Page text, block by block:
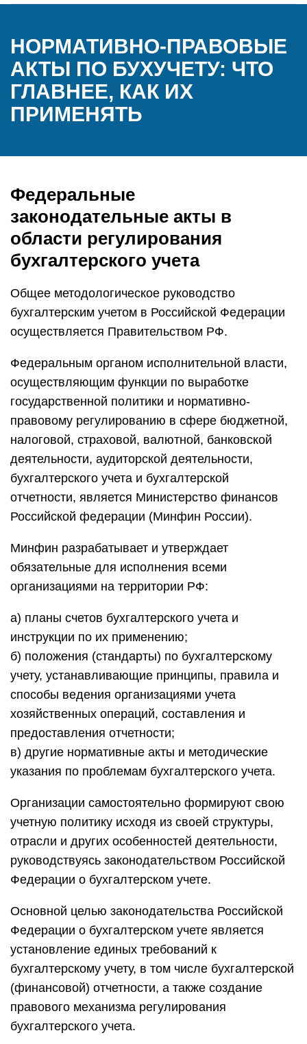
НОРМАТИВНО-ПРАВОВЫЕ
АКТЫ ПО БУХУЧЕТУ: ЧТО
ГЛАВНЕЕ, КАК ИХ
ПРИМЕНЯТЬ
Федеральные
законодательные акты в
области регулирования
бухгалтерского учета
Общее методологическое руководство
бухгалтерским учетом в Российской Федерации
осуществляется Правительством РФ.
Федеральным органом исполнительной власти,
осуществляющим функции по выработке
государственной политики и нормативно-
правовому регулированию в сфере бюджетной,
налоговой, страховой, валютной, банковской
деятельности, аудиторской деятельности,
бухгалтерского учета и бухгалтерской
отчетности, является Министерство финансов
Российской федерации (Минфин России).
Минфин разрабатывает и утверждает
обязательные для исполнения всеми
организациями на территории РФ:
а) планы счетов бухгалтерского учета и
инструкции по их применению;
б) положения (стандарты) по бухгалтерскому
учету, устанавливающие принципы, правила и
способы ведения организациями учета
хозяйственных операций, составления и
предоставления отчетности;
в) другие нормативные акты и методические
указания по проблемам бухгалтерского учета.
Организации самостоятельно формируют свою
учетную политику исходя из своей структуры,
отрасли и других особенностей деятельности,
руководствуясь законодательством Российской
Федерации о бухгалтерском учете.
Основной целью законодательства Российской
Федерации о бухгалтерском учете является
установление единых требований к
бухгалтерскому учету, в том числе бухгалтерской
(финансовой) отчетности, а также создание
правового механизма регулирования
бухгалтерского учета.